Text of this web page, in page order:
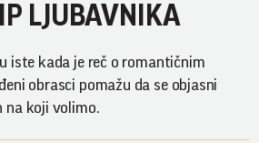
LJUBAVNIKA
iste kada je reč o romantičnim
obrasci pomažu da se objasni
koji volimo.